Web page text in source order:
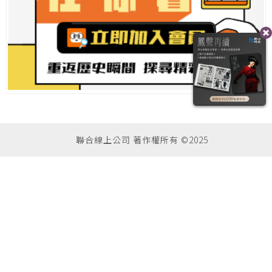
聯合線上公司 著作權所有 ©2025